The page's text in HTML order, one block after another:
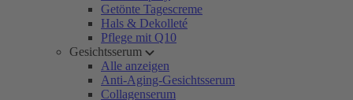
Getönte Tagescreme
Hals & Dekolleté
Pflege mit Q10
Gesichtsserum
Alle anzeigen
Anti-Aging-Gesichtsserum
Collagenserum